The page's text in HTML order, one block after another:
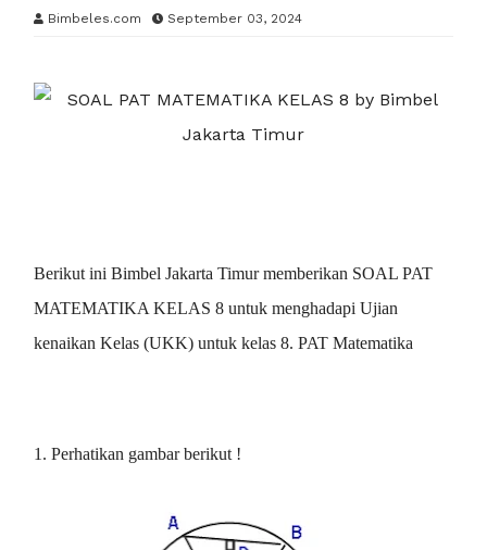
Bimbeles.com September 03, 2024
Berikut ini Bimbel Jakarta Timur memberikan SOAL PAT
MATEMATIKA KELAS 8 untuk menghadapi Ujian
kenaikan Kelas (UKK) untuk kelas 8. PAT Matematika
1. Perhatikan gambar berikut !